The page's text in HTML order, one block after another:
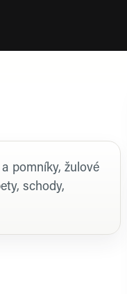
pomníky, žulové
schody,